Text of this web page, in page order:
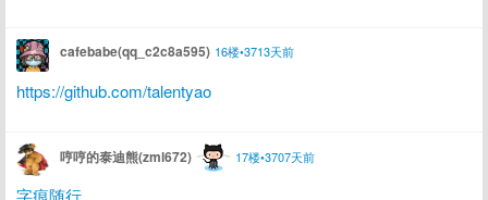
cafebabe(qq_c2c8a595) 16楼•3713天前
https://github.com/talentyao
哼哼的泰迪熊(zml672) 17楼•3707天前
字痕随行